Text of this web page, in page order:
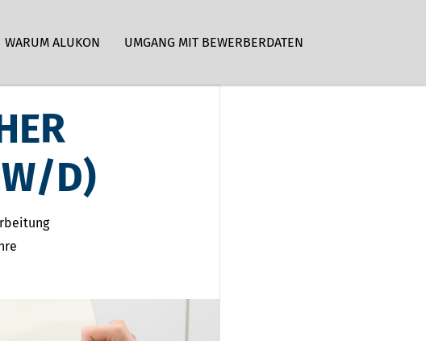
WARUM ALUKON UMGANG MIT BEWERBERDATEN
W/D)